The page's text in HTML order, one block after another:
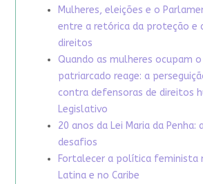
Mulheres, eleições e o
entre a retórica da proteção e
direitos
Quando as mulheres ocupam
patriarcado reage: a
contra defensoras de direitos
Legislativo
20 anos da Lei Maria da Penha:
desafios
Fortalecer a política feminista
Latina e no Caribe